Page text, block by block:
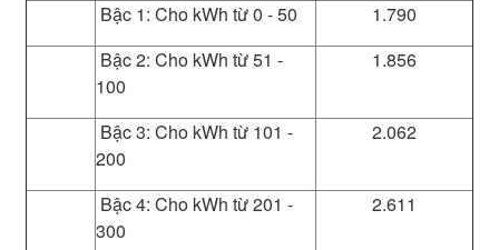
Bậc 1: Cho kWh từ 0 - 50
1.790
Bậc 2: Cho kWh từ 51 -
100
1.856
Bậc 3: Cho kWh từ 101 -
200
2.062
Bậc 4: Cho kWh từ 201 -
300
2.611